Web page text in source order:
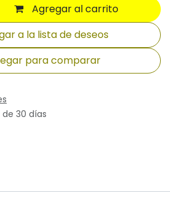
Agregar al carrito
para comparar
a la lista de deseos
30 días